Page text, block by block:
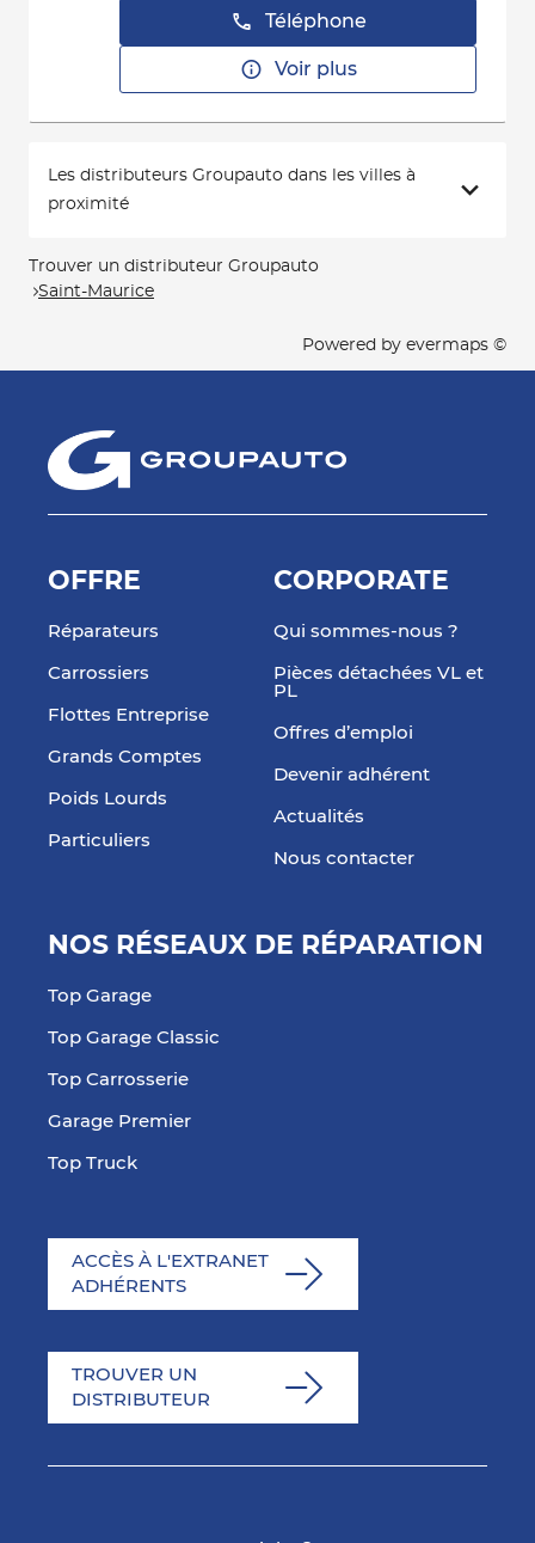
Téléphone
Voir plus
Les distributeurs Groupauto dans les villes à
proximité
Trouver un distributeur Groupauto
Saint-Maurice
Powered by evermaps ©
OFFRE
Réparateurs
Carrossiers
Flottes Entreprise
Grands Comptes
Poids Lourds
Particuliers
CORPORATE
Qui sommes-nous ?
Pièces détachées VL et
PL
Offres d’emploi
Devenir adhérent
Actualités
Nous contacter
NOS RÉSEAUX DE RÉPARATION
Top Garage
Top Garage Classic
Top Carrosserie
Garage Premier
Top Truck
ACCÈS À L'EXTRANET
ADHÉRENTS
TROUVER UN
DISTRIBUTEUR